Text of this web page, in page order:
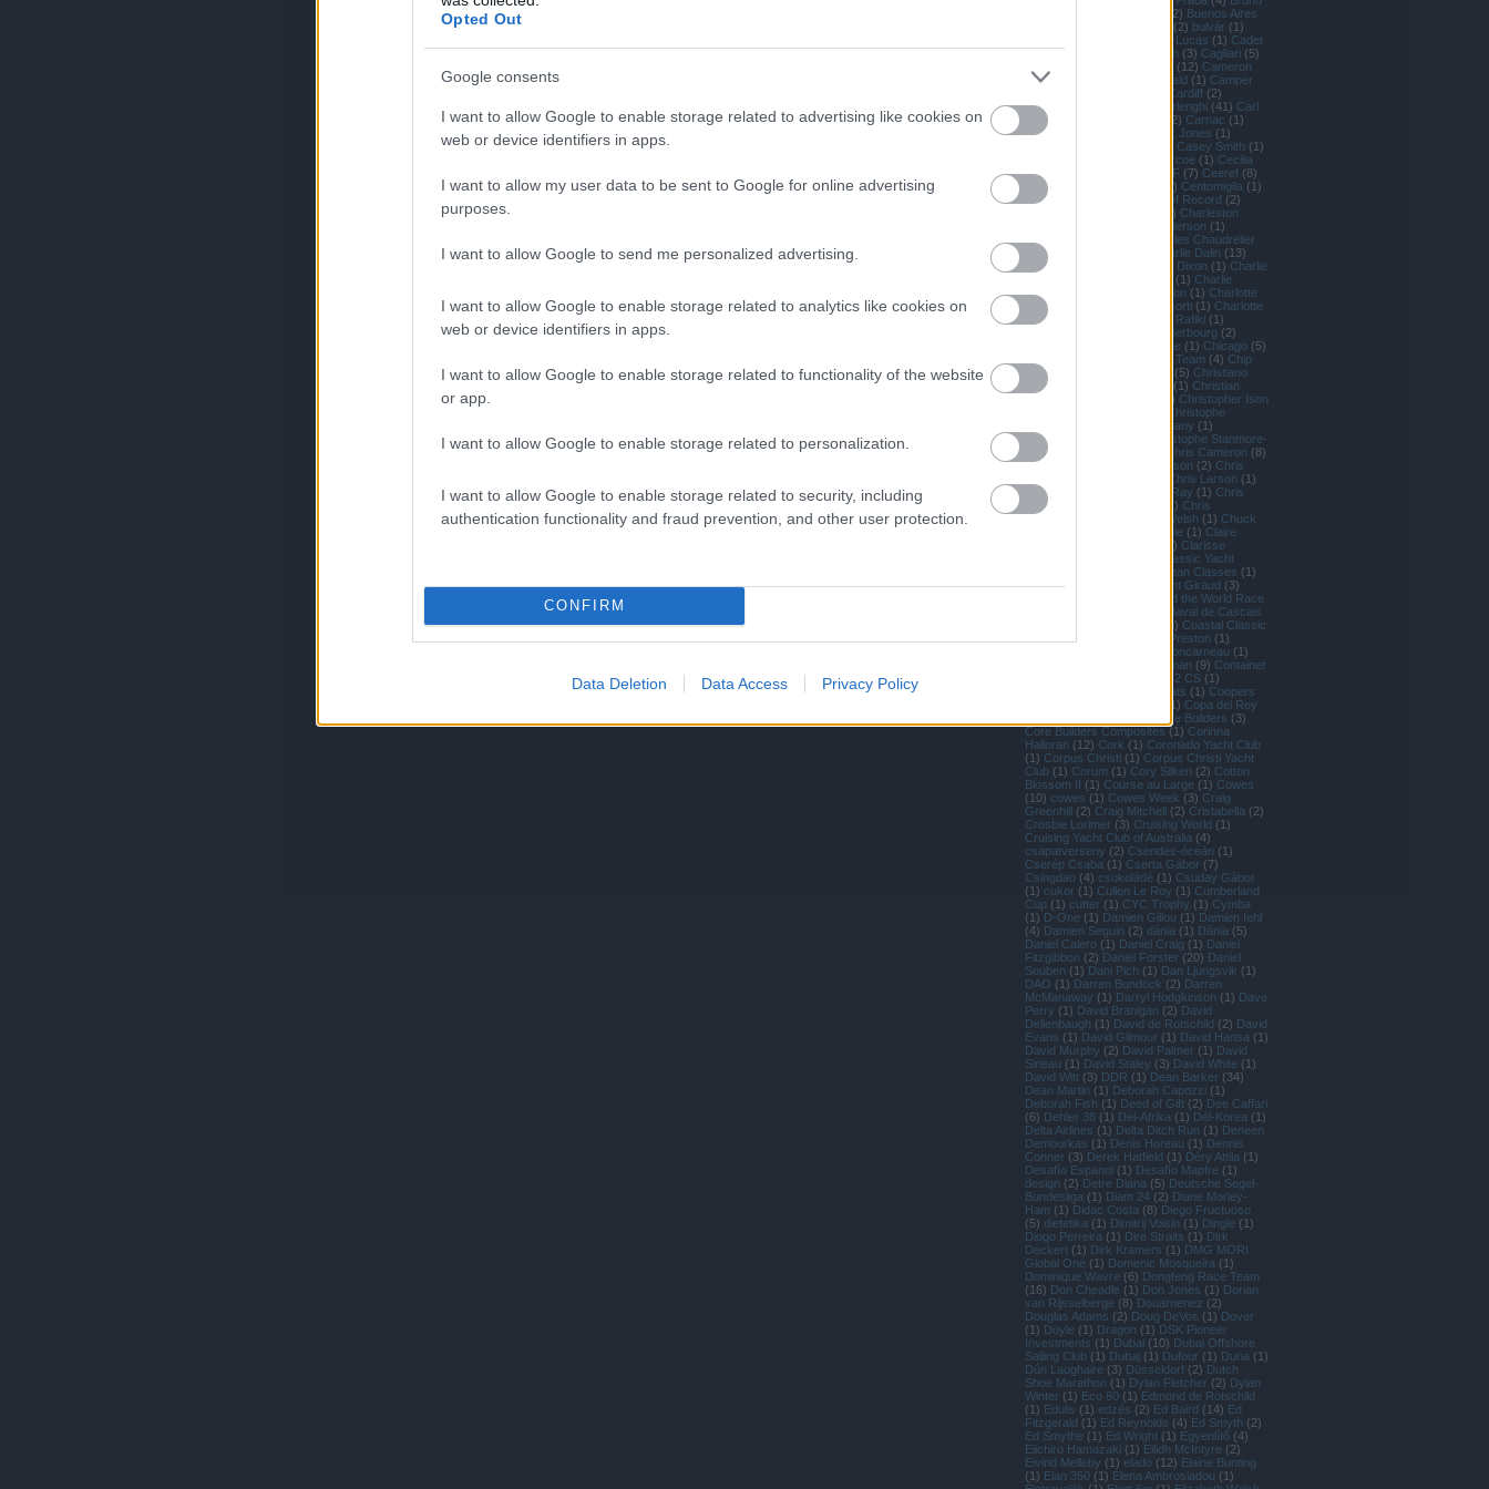
Opted Out
Google consents
I want to allow Google to enable storage related to advertising like cookies on
web or device identifiers in apps.
I want to allow my user data to be sent to Google for online advertising
purposes.
I want to allow Google to send me personalized advertising.
I want to allow Google to enable storage related to analytics like cookies on
web or device identifiers in apps.
I want to allow Google to enable storage related to functionality of the website
or app.
I want to allow Google to enable storage related to personalization.
I want to allow Google to enable storage related to security, including
authentication functionality and fraud prevention, and other user protection.
CONFIRM
Data Deletion Data Access Privacy Policy
2) Buenos Aires
(2) bulvár (1)
Cabo San Lucas (1) Cadet
(2) Cádiz Caen (3) Cagliari (5)
(12) Cameron
Dunn
Cameron Macdonald (1) Camper
Cardiff (2)
Caribbean 600
Carlo Borlenghi (41) Carl
Smith
2) Carnac (1)
Carolijn Bouwer
Carrack Jones (1)
Casey Smith (1)
Cathy Vercoe (1) Cecilia
Carranza Saroli
CEEREF (7) Ceeref (8)
Celestial
) Centomiglia (1)
Cesenatico
Challenger of Record (2)
) Charleston
Charles Anderson (1)
Charles Chaudrelier
Charles Hedrich Charlie Dalin (13)
Charlie Diekman
Charlie Dixon (1) Charlie
(1) Charlie
Shoemaker
Charline Picon (1) Charlotte
Borghesi
Charlotte Consorti (1) Charlotte
Yven
Cheeki Rafiki (1)
Cherbourg (2)
Cheyenne (1) Chicago (5)
China Team (4) Chip
Wasson
(5) Christiano
Ronaldo
(1) Christian
) Christopher Ison
Christophe
Christophe Jouany (1)
Christophe Launay
Christophe Stanmore-
Major
Chris Cameron (8)
Chris Davies
Chris Dickson (2) Chris
Chris Larson (1)
Chris Nicholson
Chris Ray (1) Chris
Schmid
) Chris
Stanmore-Major
Chris Welsh (1) Chuck
Circolo Vela Torbole (1) Claire
) Clarisse
Classic Yacht
Clean Classes (1)
Clean Reggattas
Clément Giraud (3)
Clipper Round the World Race
Clube Naval de Cascais
3) Coastal Classic
Colin Preston (1)
Concarneau (1)
Conrad Colman (9) Container
Contest 42 CS (1)
Cookson Boats (1) Coopers
1) Copa del Rey
Core Builders (3)
Core Builders Composites (1) Corinna
Halloran (12) Cork (1) Coronado Yacht Club
(1) Corpus Christi (1) Corpus Christi Yacht
Club (1) Corum (1) Cory Silken (2) Cotton
Blossom II (1) Course au Large (1) Cowes
(10) cowes (1) Cowes Week (3) Craig
Greenhill (2) Craig Mitchell (2) Cristabella (2)
Crosbie Lorimer (3) Cruising World (1)
Cruising Yacht Club of Australia (4)
csapatverseny (2) Csendes-óceán (1)
Cserép Csaba (1) Cserta Gábor (7)
Csingdao (4) csokoládé (1) Csuday Gábor
(1) cukor (1) Cullen Le Roy (1) Cumberland
Cup (1) cutter (1) CYC Trophy (1) Cymba
(1) D-One (1) Damien Gillou (1) Damien Iehl
(4) Damien Seguin (2) dánia (1) Dánia (5)
Daniel Calero (1) Daniel Craig (1) Daniel
Fitzgibbon (2) Daniel Forster (20) Daniel
Souben (1) Dani Pich (1) Dan Ljungsvik (1)
DAO (1) Darren Bundock (2) Darren
McManaway (1) Darryl Hodgkinson (1) Dave
Perry (1) David Branigan (2) David
Dellenbaugh (1) David de Rotschild (2) David
Evans (1) David Gilmour (1) David Hansa (1)
David Murphy (2) David Palmer (1) David
Sineau (1) David Staley (3) David White (1)
David Witt (3) DDR (1) Dean Barker (34)
Dean Martin (1) Deborah Capozzi (1)
Deborah Fish (1) Deed of Gift (2) Dee Caffari
(6) Dehler 38 (1) Dél-Afrika (1) Dél-Korea (1)
Delta Airlines (1) Delta Ditch Run (1) Deneen
Demourkas (1) Denis Horeau (1) Dennis
Conner (3) Derek Hatfield (1) Déry Attila (1)
Desafío Espanol (1) Desafío Mapfre (1)
design (2) Detre Diána (5) Deutsche Segel-
Bundesliga (1) Diam 24 (2) Diane Morley-
Ham (1) Didac Costa (8) Diego Fructuoso
(5) dietetika (1) Dimitrij Voisin (1) Dingle (1)
Diogo Perreira (1) Dire Straits (1) Dirk
Deckert (1) Dirk Kramers (1) DMG MORI
Global One (1) Domenic Mosqueira (1)
Dominique Wavre (6) Dongfeng Race Team
(16) Don Cheadle (1) Don Jones (1) Dorian
van Rijsselberge (8) Douarnenez (2)
Douglas Adams (2) Doug DeVos (1) Dover
(1) Doyle (1) Dragon (1) DSK Pioneer
Investments (1) Dubai (10) Dubai Offshore
Sailing Club (1) Dubaj (1) Dufour (1) Duna (1)
Dún Laoghaire (3) Düsseldorf (2) Dutch
Shoe Marathon (1) Dylan Fletcher (2) Dylan
Winter (1) Eco 60 (1) Edmond de Rotschild
(1) Edulis (1) edzés (2) Ed Baird (14) Ed
Fitzgerald (1) Ed Reynolds (4) Ed Smyth (2)
Ed Smythe (1) Ed Wright (1) Egyenlítő (4)
Eiichiro Hamazaki (1) Eilidh McIntyre (2)
Eivind Melleby (1) eladó (12) Elaine Bunting
(1) Elan 350 (1) Elena Ambrosiadou (1)